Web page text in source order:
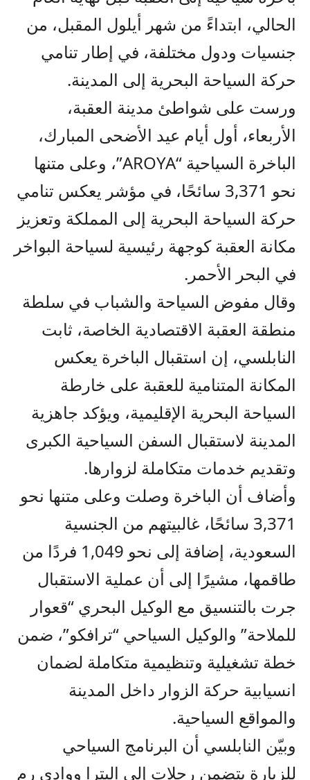
الحالي، ابتداءً من شهر أيلول المقبل، من
جنسيات ودول مختلفة، في إطار تنامي
حركة السياحة البحرية إلى المدينة.
ورست على شواطئ مدينة العقبة،
الأربعاء، أول أيام عيد الأضحى المبارك،
الباخرة السياحية “AROYA”، وعلى متنها
نحو 3,371 سائحًا، في مؤشر يعكس تنامي
حركة السياحة البحرية إلى المملكة وتعزيز
مكانة العقبة كوجهة رئيسية لسياحة البواخر
في البحر الأحمر.
وقال مفوض السياحة والشباب في سلطة
منطقة العقبة الاقتصادية الخاصة، ثابت
النابلسي، إن استقبال الباخرة يعكس
المكانة المتنامية للعقبة على خارطة
السياحة البحرية الإقليمية، ويؤكد جاهزية
المدينة لاستقبال السفن السياحية الكبرى
وتقديم خدمات متكاملة لزوارها.
وأضاف أن الباخرة وصلت وعلى متنها نحو
3,371 سائحًا، غالبيتهم من الجنسية
السعودية، إضافة إلى نحو 1,049 فردًا من
طاقمها، مشيرًا إلى أن عملية الاستقبال
جرت بالتنسيق مع الوكيل البحري “قعوار
للملاحة” والوكيل السياحي “ترافكو”، ضمن
خطة تشغيلية وتنظيمية متكاملة لضمان
انسيابية حركة الزوار داخل المدينة
والمواقع السياحية.
وبيّن النابلسي أن البرنامج السياحي
للزيارة يتضمن رحلات إلى البترا ووادي رم